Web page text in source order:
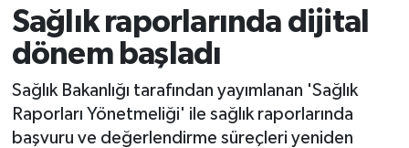
Sağlık raporlarında dijital
dönem başladı
Sağlık Bakanlığı tarafından yayımlanan 'Sağlık
Raporları Yönetmeliği' ile sağlık raporlarında
başvuru ve değerlendirme süreçleri yeniden
Eği̇ti̇m
Resmi İlanlar
Sağlık
Süper Lig Puan Durumu ve Fikstür
Tüm Manşetler
Son Dakika Haberleri